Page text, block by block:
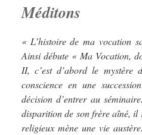
Méditons
« L’histoire de ma vocation
Ainsi débute « Ma Vocation,
II, c’est d’abord le
conscience en une
décision d’entrer au
disparition de son frère aîné, il
religieux mène une vie